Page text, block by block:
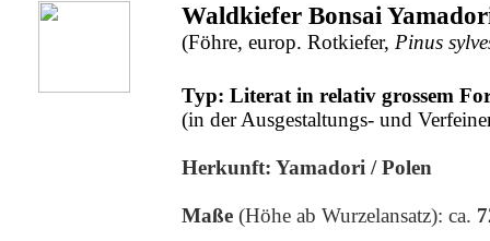
Waldkiefer Bonsai
(Föhre, europ. Rotkiefer, Pinus
Typ: Literat in relativ grossem
(in der Ausgestaltungs- und
Herkunft: Yamadori / Polen
Maße (Höhe ab Wurzelansatz): ca.